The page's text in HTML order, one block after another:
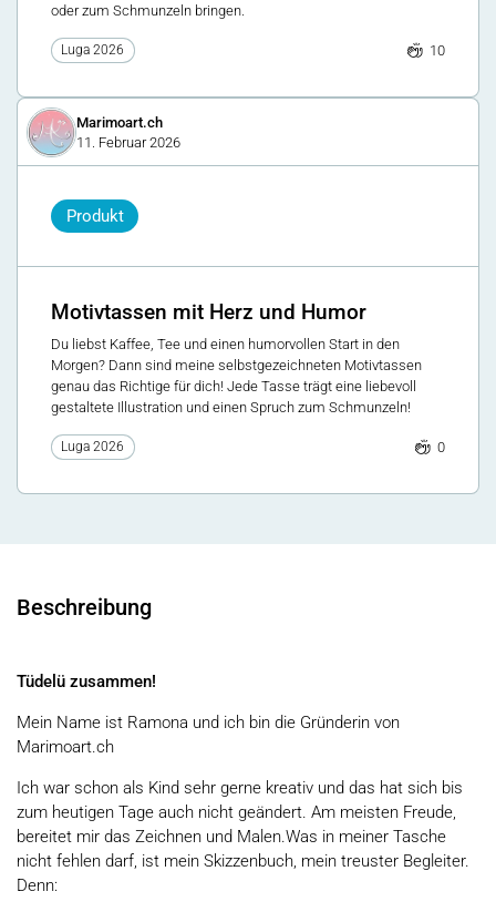
oder zum Schmunzeln bringen.
Luga 2026 10
Marimoart.ch
11. Februar 2026
Produkt
Motivtassen mit Herz und Humor
Du liebst Kaffee, Tee und einen humorvollen Start in den
Morgen? Dann sind meine selbstgezeichneten Motivtassen
genau das Richtige für dich! Jede Tasse trägt eine liebevoll
gestaltete Illustration und einen Spruch zum Schmunzeln!
Luga 2026 0
Beschreibung
Tüdelü zusammen!
Mein Name ist Ramona und ich bin die Gründerin von
Marimoart.ch
Ich war schon als Kind sehr gerne kreativ und das hat sich bis
zum heutigen Tage auch nicht geändert. Am meisten Freude,
bereitet mir das Zeichnen und Malen.Was in meiner Tasche
nicht fehlen darf, ist mein Skizzenbuch, mein treuster Begleiter.
Denn: